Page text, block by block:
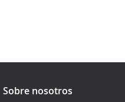
Sobre nosotros